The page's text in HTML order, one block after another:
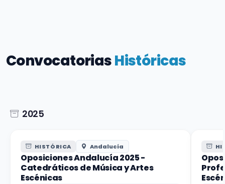
ConvocatoriasHistóricas
2025
HISTÓRICA Andalucía
Oposiciones Andalucía 2025 -
Catedráticos de Música y Artes
Escénicas